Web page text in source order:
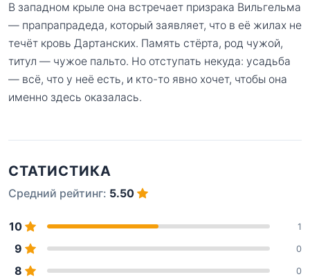
В западном крыле она встречает призрака Вильгельма
— прапрапрадеда, который заявляет, что в её жилах не
течёт кровь Дартанских. Память стёрта, род чужой,
титул — чужое пальто. Но отступать некуда: усадьба
— всё, что у неё есть, и кто-то явно хочет, чтобы она
именно здесь оказалась.
СТАТИСТИКА
Средний рейтинг: 5.50
10 1
9 0
8 0